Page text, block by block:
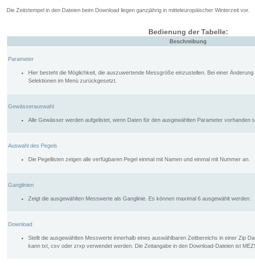
Die Zeitstempel in den Dateien beim Download liegen ganzjährig in mitteleuropäischer Winterzeit vor.
Bedienung der Tabelle:
Beschreibung
Parameter
Hier besteht die Möglichkeit, die auszuwertende Messgröße einzustellen. Bei einer
Selektionen im Menü zurückgesetzt.
Gewässerauswahl
Alle Gewässer werden aufgelistet, wenn Daten für den ausgewählten Parameter vorhanden
Auswahl des Pegels
Die Pegellisten zeigen alle verfügbaren Pegel einmal mit Namen und einmal mit Nummer an.
Ganglinien
Zeigt die ausgewählten Messwerte als Ganglinie. Es können maximal 6 ausgewählt werden.
Download
Stellt die ausgewählten Messwerte innerhalb eines auswählbaren Zeitbereichs in einer Zip
kann txt, csv oder zrxp verwendet werden. Die Zeitangabe in den Download-Dateien ist MEZ!